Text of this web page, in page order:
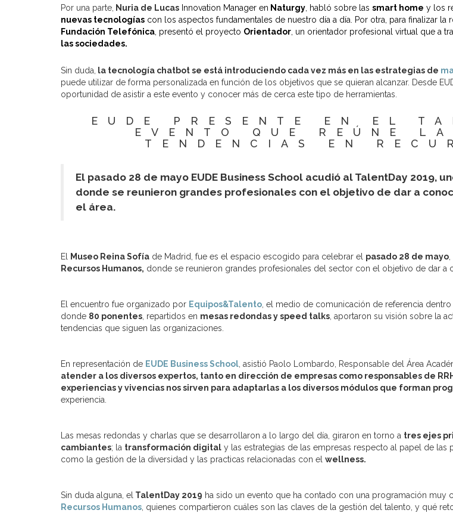
Por una parte, Nuria de Lucas Innovation Manager en Naturgy, habló sobre las smart home y los
nuevas tecnologías con los aspectos fundamentales de nuestro día a día. Por otra, para finalizar la
Fundación Telefónica, presentó el proyecto Orientador, un orientador profesional virtual que a
las sociedades.
Sin duda, la tecnología chatbot se está introduciendo cada vez más en las estrategias de
puede utilizar de forma personalizada en función de los objetivos que se quieran alcanzar. Desde
oportunidad de asistir a este evento y conocer más de cerca este tipo de herramientas.
EUDE PRESENTE EN EL
EVENTO QUE REÚNE
TENDENCIAS EN
El pasado 28 de mayo EUDE Business School acudió al TalentDay 2019,
donde se reunieron grandes profesionales con el objetivo de dar a
el área.
El Museo Reina Sofía de Madrid, fue es el espacio escogido para celebrar el pasado 28 de mayo
Recursos Humanos, donde se reunieron grandes profesionales del sector con el objetivo de dar a
El encuentro fue organizado por Equipos&Talento, el medio de comunicación de referencia
donde 80 ponentes, repartidos en mesas redondas y speed talks, aportaron su visión sobre la
tendencias que siguen las organizaciones.
En representación de EUDE Business School, asistió Paolo Lombardo, Responsable del Área
atender a los diversos expertos, tanto en dirección de empresas como responsables de
experiencias y vivencias nos sirven para adaptarlas a los diversos módulos que forman
experiencia.
Las mesas redondas y charlas que se desarrollaron a lo largo del día, giraron en torno a tres ejes
cambiantes; la transformación digital y las estrategias de las empresas respecto al papel de las
como la gestión de la diversidad y las practicas relacionadas con el wellness.
Sin duda alguna, el TalentDay 2019 ha sido un evento que ha contado con una programación muy
Recursos Humanos, quienes compartieron cuáles son las claves de la gestión del talento, y qué